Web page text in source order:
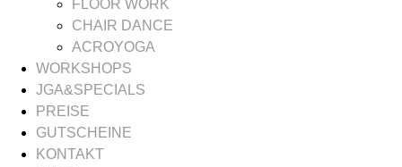
FLOOR WORK
CHAIR DANCE
ACROYOGA
WORKSHOPS
JGA&SPECIALS
PREISE
GUTSCHEINE
KONTAKT